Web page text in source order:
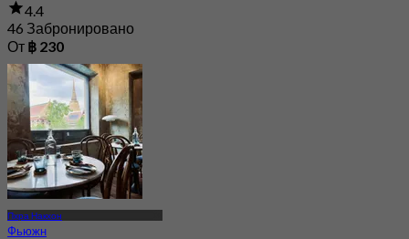
4.4
46 Забронировано
От ฿ 230
Пхра Накхон
Фьюжн